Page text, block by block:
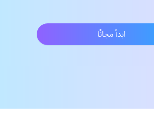
ابدأ مجانًا